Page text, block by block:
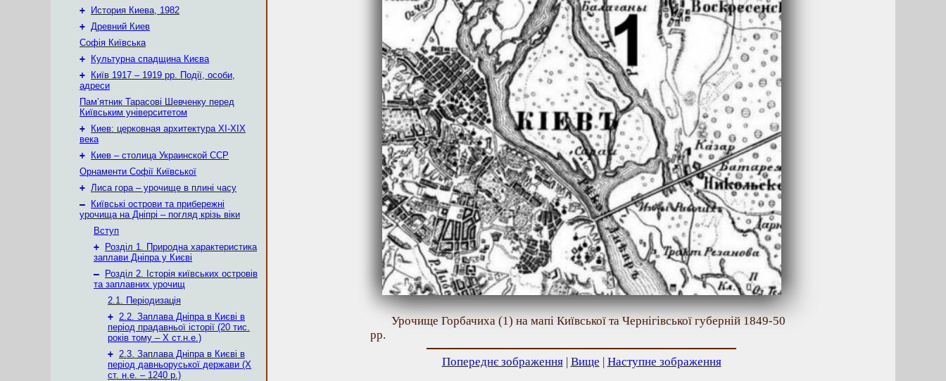
+
История Киева, 1982
+ Древний Киев
Софія Київська
+
Культурна спадщина Києва
+
Київ 1917 – 1919 рр. Події, особи,
адреси
Пам’ятник Тарасові Шевченку перед
Київським університетом
+
Киев: церковная архитектура XI-XIX
века
+
Киев – столица Украинской ССР
Орнаменти Софії Київської
+ Лиса гора – урочище в плині часу
–
Київські острови та прибережні
урочища на Дніпрі – погляд крізь віки
Вступ
+
Розділ 1. Природна характеристика
заплави Дніпра у Києві
–
Розділ 2. Історія київських островів
та заплавних урочищ
2.1. Періодизація
+ 2.2. Заплава Дніпра в Києві в
період прадавньої історії (20 тис.
років тому – X ст.н.е.)
+ 2.3. Заплава Дніпра в Києві в
період давньоруської держави (Х
ст. н.е. – 1240 р.)
Урочище Горбачиха (1) на мапі Київської та Чернігівської губерній 1849-50
рр.
Попереднє зображення| Вище | Наступне зображення